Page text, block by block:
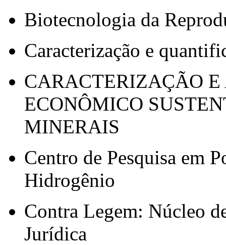
Biotecnologia da
Caracterização e
CARACTERIZAÇÃO
ECONÔMICO
MINERAIS
Centro de Pesquisa em
Hidrogênio
Contra Legem: Núcleo
Jurídica